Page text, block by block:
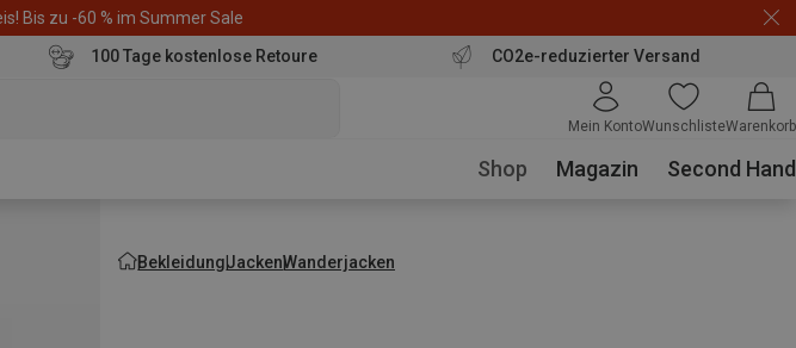
Bis zu -60 % im Summer Sale
100 Tage kostenlose Retoure CO2e-reduzierter Versand
Mein KontoWunschlisteWarenkorb
Shop Magazin Second Hand
BekleidungJackenWanderjacken